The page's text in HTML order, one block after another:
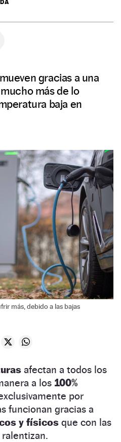
gracias a una
más de lo
baja en
más, debido a las bajas
afectan a todos los
a los 100%
por
funcionan gracias a
y físicos que con las